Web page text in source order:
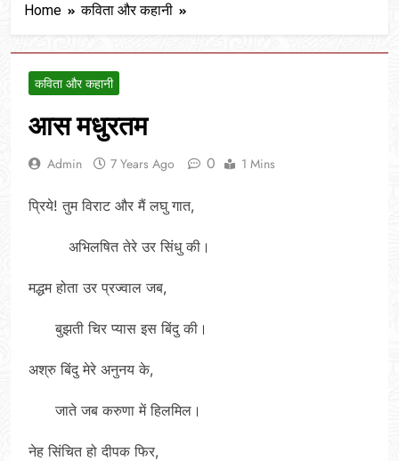
Home कविता और कहानी
कविता और कहानी
आस मधुरतम
Admin 7 Years Ago 0 1 Mins
प्रिये! तुम विराट और मैं लघु गात,
अभिलषित तेरे उर सिंधु की।
मद्धम होता उर प्रज्वाल जब,
बुझती चिर प्यास इस बिंदु की।
अश्रु बिंदु मेरे अनुनय के,
जाते जब करुणा में हिलमिल।
नेह सिंचित हो दीपक फिर,